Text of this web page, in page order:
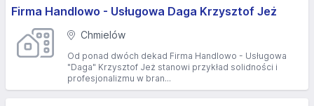
Firma Handlowo - Usługowa Daga Krzysztof Jeż
Chmielów
Od ponad dwóch dekad Firma Handlowo - Usługowa
"Daga" Krzysztof Jeż stanowi przykład solidności i
profesjonalizmu w bran...